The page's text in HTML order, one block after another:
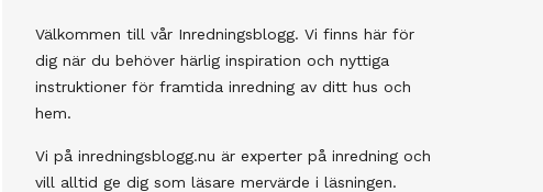
Välkommen till vår Inredningsblogg. Vi finns här för
dig när du behöver härlig inspiration och nyttiga
instruktioner för framtida inredning av ditt hus och
hem.
Vi på inredningsblogg.nu är experter på inredning och
vill alltid ge dig som läsare mervärde i läsningen.